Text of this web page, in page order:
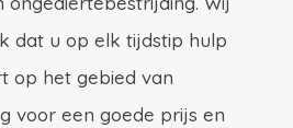
dat u op elk tijdstip hulp
op het gebied van
voor een goede prijs en